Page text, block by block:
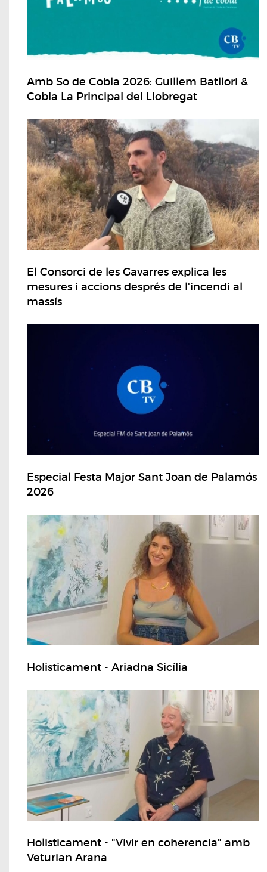
Amb So de Cobla 2026: Guillem Batllori &
Cobla La Principal del Llobregat
El Consorci de les Gavarres explica les
mesures i accions després de l'incendi al
massís
Especial Festa Major Sant Joan de Palamós
2026
Holisticament - Ariadna Sicília
Holisticament - "Vivir en coherencia" amb
Veturian Arana